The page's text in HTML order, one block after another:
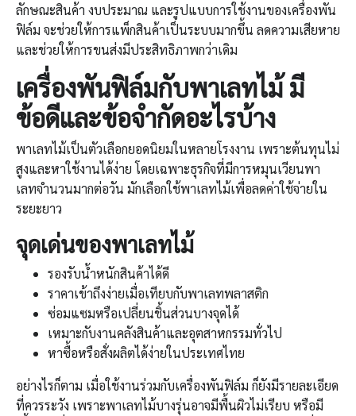
ลักษณะสินค้า งบประมาณ และรูปแบบการใช้งานของเครื่องพัน
ฟิล์ม จะช่วยให้การแพ็กสินค้าเป็นระบบมากขึ้น ลดความเสียหาย
และช่วยให้การขนส่งมีประสิทธิภาพกว่าเดิม
เครื่องพันฟิล์มกับพาเลทไม้ มี
ข้อดีและข้อจำกัดอะไรบ้าง
พาเลทไม้เป็นตัวเลือกยอดนิยมในหลายโรงงาน เพราะต้นทุนไม่
สูงและหาใช้งานได้ง่าย โดยเฉพาะธุรกิจที่มีการหมุนเวียนพา
เลทจำนวนมากต่อวัน มักเลือกใช้พาเลทไม้เพื่อลดค่าใช้จ่ายใน
ระยะยาว
จุดเด่นของพาเลทไม้
รองรับน้ำหนักสินค้าได้ดี
ราคาเข้าถึงง่ายเมื่อเทียบกับพาเลทพลาสติก
ซ่อมแซมหรือเปลี่ยนชิ้นส่วนบางจุดได้
เหมาะกับงานคลังสินค้าและอุตสาหกรรมทั่วไป
หาซื้อหรือสั่งผลิตได้ง่ายในประเทศไทย
อย่างไรก็ตาม เมื่อใช้งานร่วมกับเครื่องพันฟิล์ม ก็ยังมีรายละเอียด
ที่ควรระวัง เพราะพาเลทไม้บางรุ่นอาจมีพื้นผิวไม่เรียบ หรือมี